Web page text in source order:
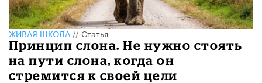
ЖИВАЯ ШКОЛА//Статья
Принцип слона. Не нужно стоять
на пути слона, когда он
стремится к своей цели